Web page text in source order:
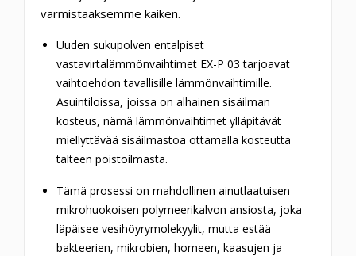
varmistaaksemme kaiken.
Uuden sukupolven entalpiset
vastavirtalämmönvaihtimet EX-P 03 tarjoavat
vaihtoehdon tavallisille lämmönvaihtimille.
Asuintiloissa, joissa on alhainen sisäilman
kosteus, nämä lämmönvaihtimet ylläpitävät
miellyttävää sisäilmastoa ottamalla kosteutta
talteen poistoilmasta.
Tämä prosessi on mahdollinen ainutlaatuisen
mikrohuokoisen polymeerikalvon ansiosta, joka
läpäisee vesihöyrymolekyylit, mutta estää
bakteerien, mikrobien, homeen, kaasujen ja